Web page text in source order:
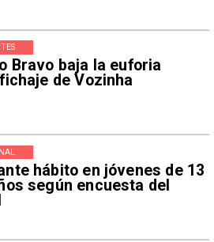
Bravo baja la euforia
de Vozinha
hábito en jóvenes de 13
según encuesta del